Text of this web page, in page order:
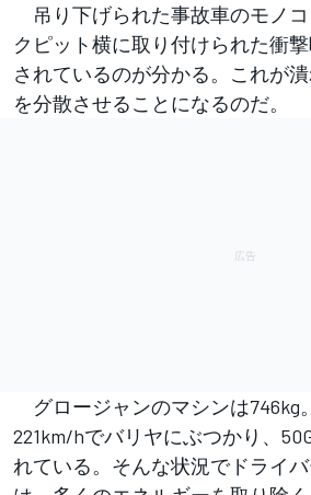
吊り下げられた事故車のモノ
クピット横に取り付けられた衝
されているのが分かる。これが
を分散させることになるのだ。
グロージャンのマシンは746kg
221km/hでバリヤにぶつかり、
れている。そんな状況でドライ